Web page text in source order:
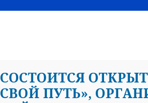
CОСТОИТСЯ
СВОЙ ПУТЬ»,